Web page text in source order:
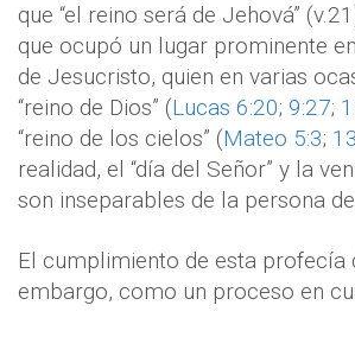
que “el reino será de Jehová”
que ocupó un lugar prominente
de Jesucristo, quien en varias
“reino de Dios” (Lucas 6:20; 9:27;
“reino de los cielos” (Mateo 5:3;
realidad, el “día del Señor” y la
son inseparables de la persona
El cumplimiento de esta profecía
embargo, como un proceso en